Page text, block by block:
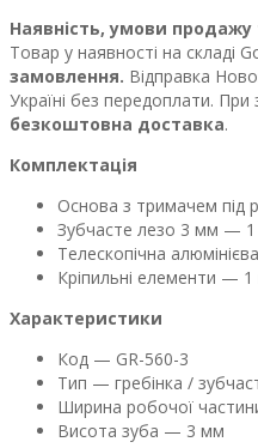
Наявність, умови продажу
Товар у наявності на складі
замовлення. Відправка
Україні без передоплати. При
безкоштовна доставка.
Комплектація
Основа з тримачем під
Зубчасте лезо 3 мм —
Телескопічна
Кріпильні елементи —
Характеристики
Код — GR-560-3
Тип — гребінка /
Ширина робочої
Висота зуба — 3 мм